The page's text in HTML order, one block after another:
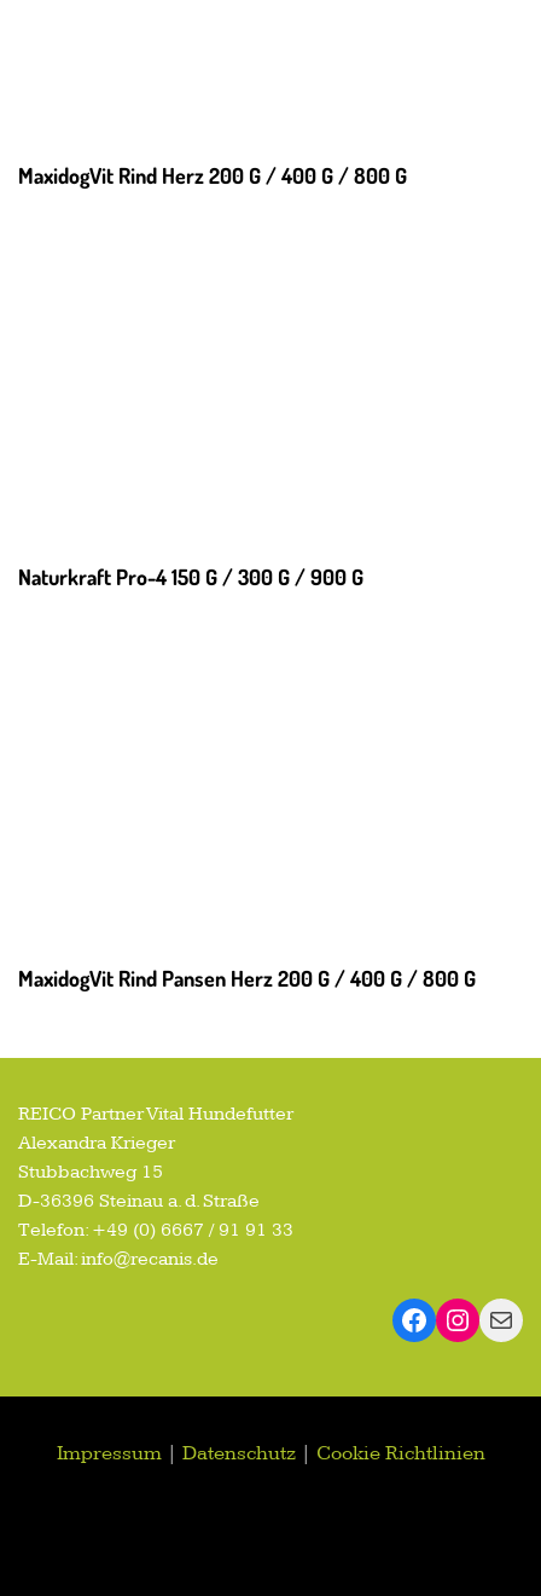
MaxidogVit Rind Herz 200 G / 400 G / 800 G
Naturkraft Pro-4 150 G / 300 G / 900 G
MaxidogVit Rind Pansen Herz 200 G / 400 G / 800 G
REICO Partner Vital Hundefutter
Alexandra Krieger
Stubbachweg 15
D-36396 Steinau a. d. Straße
Telefon: +49 (0) 6667 / 91 91 33
E-Mail: info@recanis.de
Impressum| Datenschutz| Cookie Richtlinien